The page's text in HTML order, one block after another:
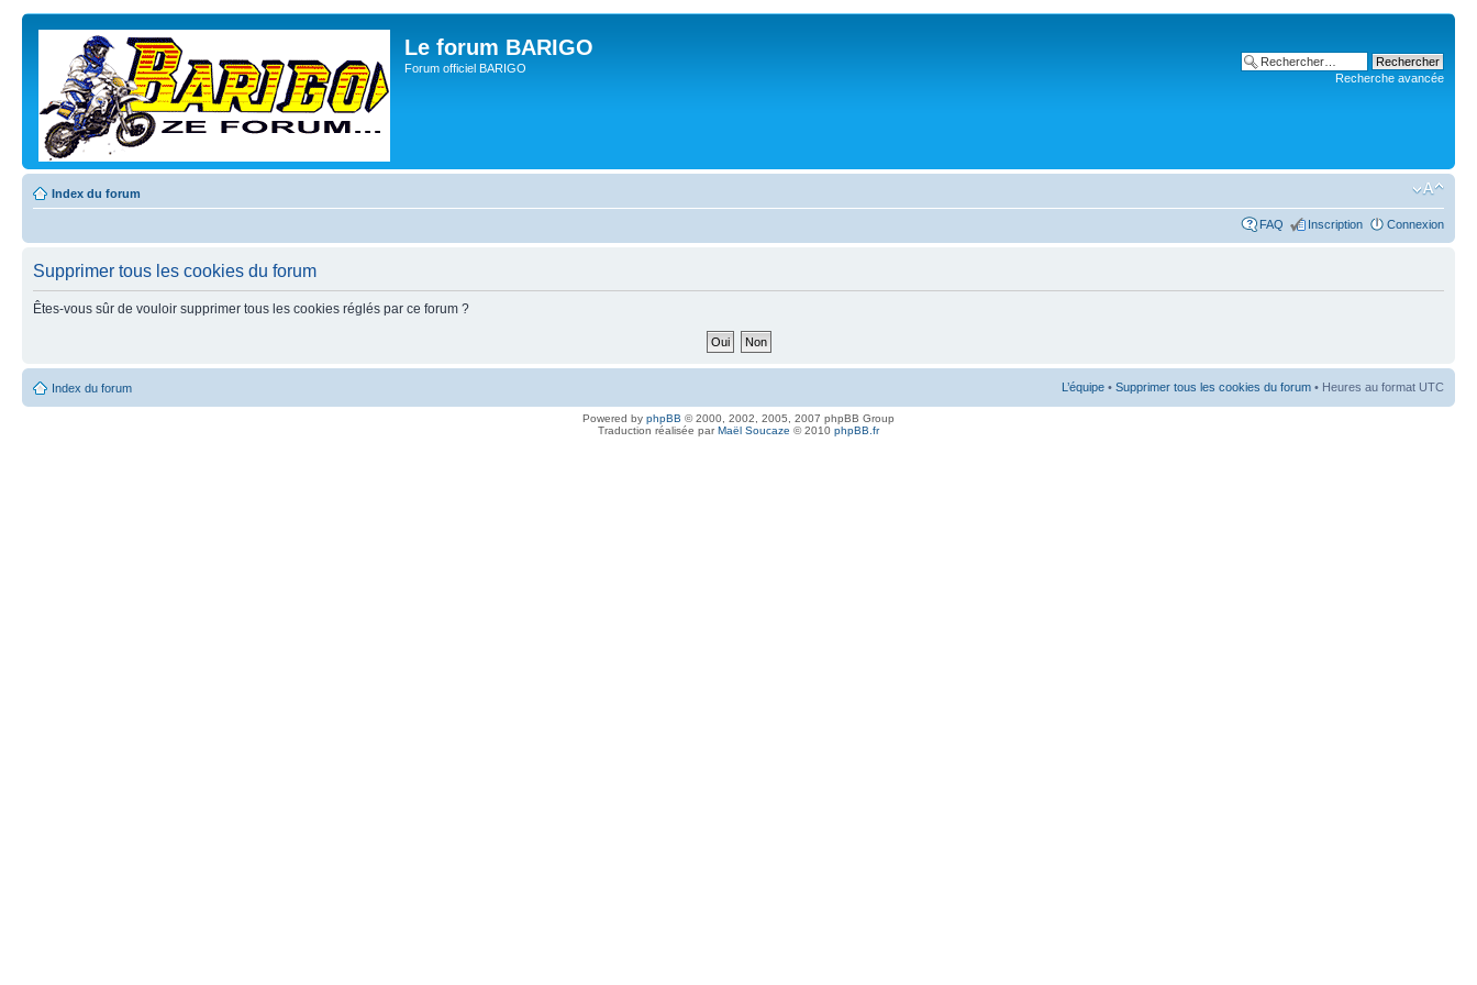
Le forum BARIGO
Forum officiel BARIGO
Recherche avancée
Index du forum
FAQ Inscription Connexion
Supprimer tous les cookies du forum
Êtes-vous sûr de vouloir supprimer tous les cookies réglés par ce forum ?
Index du forum L’équipe • Supprimer tous les cookies du forum • Heures au format UTC
Powered by phpBB © 2000, 2002, 2005, 2007 phpBB Group
Traduction réalisée parMaël Soucaze © 2010 phpBB.fr